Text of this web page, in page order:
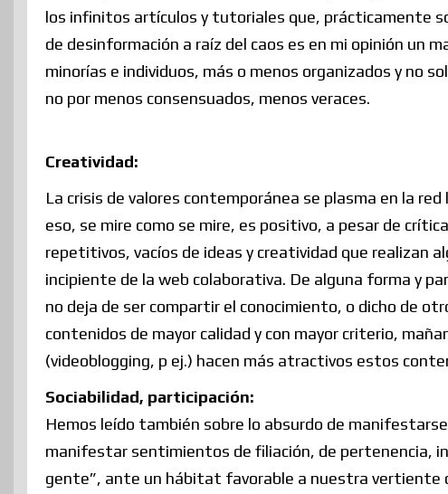
los infinitos artículos y tutoriales que, prácticamente
de desinformación a raíz del caos es en mi opinión un
minorías e individuos, más o menos organizados y no
no por menos consensuados, menos veraces.
Creatividad:
La crisis de valores contemporánea se plasma en la
eso, se mire como se mire, es positivo, a pesar de
repetitivos, vacíos de ideas y creatividad que realizan
incipiente de la web colaborativa. De alguna forma y
no deja de ser compartir el conocimiento, o dicho de
contenidos de mayor calidad y con mayor criterio,
(videoblogging, p ej.) hacen más atractivos estos
Sociabilidad, participación:
Hemos leído también sobre lo absurdo de
manifestar sentimientos de filiación, de pertenencia,
gente”, ante un hábitat favorable a nuestra vertiente